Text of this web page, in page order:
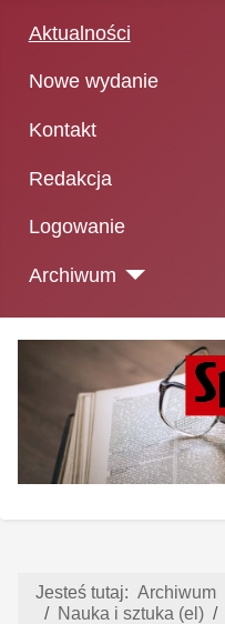
Aktualności
Nowe wydanie
Kontakt
Redakcja
Logowanie
Archiwum
Jesteś tutaj: Archiwum
Nauka i sztuka (el)